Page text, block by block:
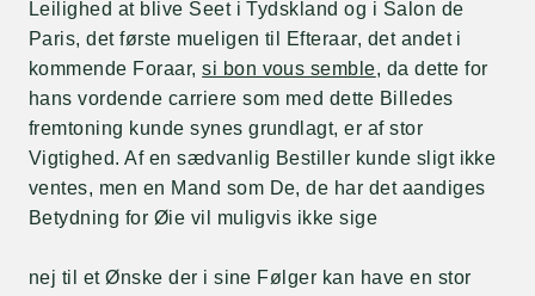
Leilighed at blive Seet i Tydskland og i Salon de
Paris, det første mueligen til Efteraar, det andet i
kommende Foraar,si bon vous semble, da dette for
hans vordende carriere som med dette Billedes
fremtoning kunde synes grundlagt, er af stor
Vigtighed. Af en sædvanlig Bestiller kunde sligt ikke
ventes, men en Mand som De, de har det aandiges
Betydning for Øie vil muligvis ikke sige
nej til et Ønske der i sine Følger kan have en stor